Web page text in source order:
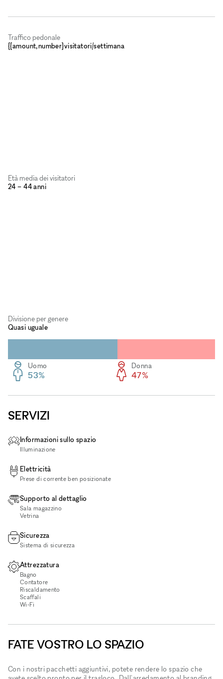
Traffico pedonale
{{amount,number}visitatori/settimana
Età media dei visitatori
24 – 44 anni
Divisione per genere
Quasi uguale
Donna
47%
Uomo
53%
SERVIZI
Informazioni sullo spazio
Illuminazione
Elettricità
Prese di corrente ben posizionate
Supporto al dettaglio
Sala magazzino
Vetrina
Sicurezza
Sistema di sicurezza
Attrezzatura
Bagno
Contatore
Riscaldamento
Scaffali
Wi‑Fi
FATE VOSTRO LO SPAZIO
Con i nostri pacchetti aggiuntivi, potete rendere lo spazio che